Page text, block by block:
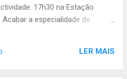
17h30 na Estação
Acabar a especialidade de
-Joaninha: polpa de
maçãs 1 panela e
LER MAIS